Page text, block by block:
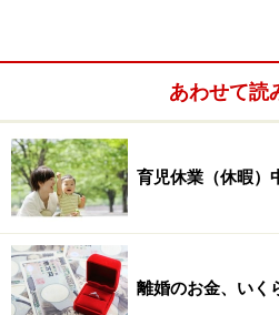
あわせて読
育児休業（休暇）
離婚のお金、いく